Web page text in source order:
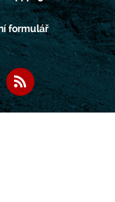
formulář
R
s
s